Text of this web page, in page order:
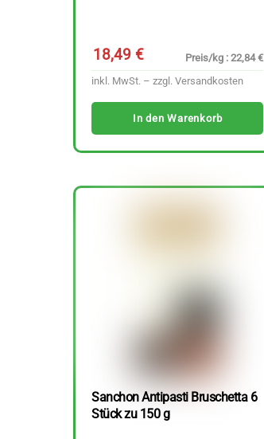
18,49€
Preis/kg : 22,84 €
inkl. MwSt. – zzgl. Versandkosten
In den Warenkorb
Sanchon Antipasti Bruschetta 6
Stück zu 150 g